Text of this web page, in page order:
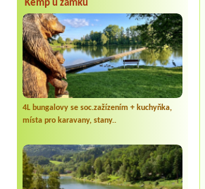
Kemp u zámku
4L bungalovy se soc.zažízením + kuchyňka,
místa pro karavany, stany..